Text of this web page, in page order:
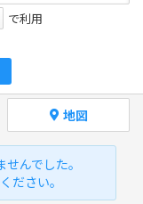
で利用
地図
んでした。
ださい。